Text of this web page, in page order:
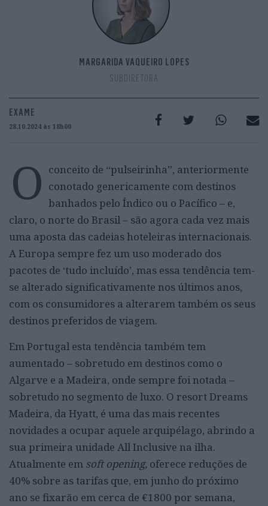
MARGARIDA VAQUEIRO LOPES
SUBDIRETORA
EXAME
28.10.2024 às 18h00
O conceito de “pulseirinha”, anteriormente
conotado genericamente com destinos
banhados pelo Índico ou o Pacífico – e,
claro, o norte do Brasil – são agora cada vez mais
uma aposta das cadeias hoteleiras internacionais.
A Europa sempre fez um uso moderado dos
pacotes de ‘tudo incluído’, mas essa tendência tem-
se alterado significativamente nos últimos anos,
com os consumidores a alterarem também os seus
destinos preferidos de viagem.
Em Portugal esta tendência também tem
aumentado – sobretudo em destinos como o
Algarve e a Madeira, onde sempre foi notada –
sobretudo no segmento de luxo. O resort Dreams
Madeira, da Hyatt, é uma das mais recentes
novidades a ocupar aquele arquipélago, abrindo a
sua primeira unidade All Inclusive na ilha.
Atualmente em soft opening, oferece reduções de
40% sobre as tarifas que, em junho do próximo
ano se fixarão em cerca de €1800 por semana,